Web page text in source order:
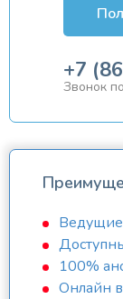
+7
Звонок
Ведущие
100%
Онлайн